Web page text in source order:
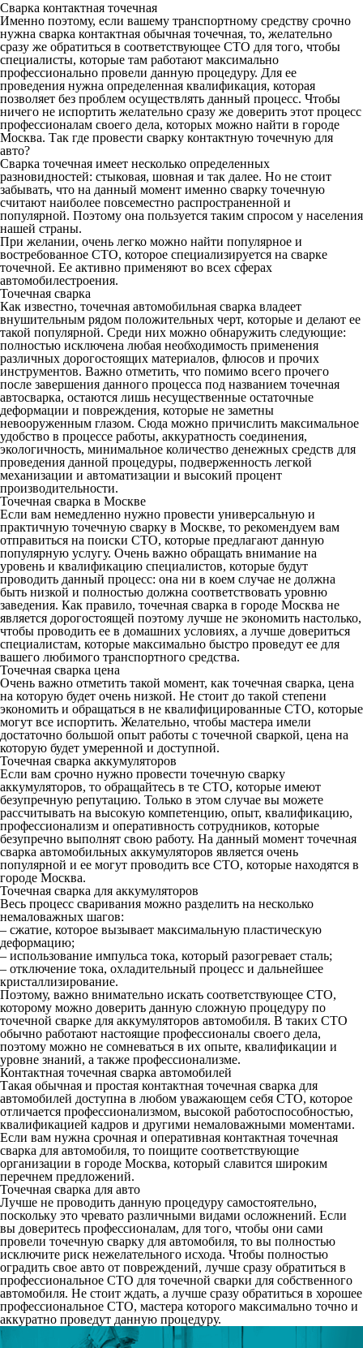
Сварка контактная точечная
Именно поэтому, если вашему транспортному средству срочно
нужна сварка контактная обычная точечная, то, желательно
сразу же обратиться в соответствующее СТО для того, чтобы
специалисты, которые там работают максимально
профессионально провели данную процедуру. Для ее
проведения нужна определенная квалификация, которая
позволяет без проблем осуществлять данный процесс. Чтобы
ничего не испортить желательно сразу же доверить этот процесс
профессионалам своего дела, которых можно найти в городе
Москва. Так где провести сварку контактную точечную для
авто?
Сварка точечная имеет несколько определенных
разновидностей: стыковая, шовная и так далее. Но не стоит
забывать, что на данный момент именно сварку точечную
считают наиболее повсеместно распространенной и
популярной. Поэтому она пользуется таким спросом у населения
нашей страны.
При желании, очень легко можно найти популярное и
востребованное СТО, которое специализируется на сварке
точечной. Ее активно применяют во всех сферах
автомобилестроения.
Точечная сварка
Как известно, точечная автомобильная сварка владеет
внушительным рядом положительных черт, которые и делают ее
такой популярной. Среди них можно обнаружить следующие:
полностью исключена любая необходимость применения
различных дорогостоящих материалов, флюсов и прочих
инструментов. Важно отметить, что помимо всего прочего
после завершения данного процесса под названием точечная
автосварка, остаются лишь несущественные остаточные
деформации и повреждения, которые не заметны
невооруженным глазом. Сюда можно причислить максимальное
удобство в процессе работы, аккуратность соединения,
экологичность, минимальное количество денежных средств для
проведения данной процедуры, подверженность легкой
механизации и автоматизации и высокий процент
производительности.
Точечная сварка в Москве
Если вам немедленно нужно провести универсальную и
практичную точечную сварку в Москве, то рекомендуем вам
отправиться на поиски СТО, которые предлагают данную
популярную услугу. Очень важно обращать внимание на
уровень и квалификацию специалистов, которые будут
проводить данный процесс: она ни в коем случае не должна
быть низкой и полностью должна соответствовать уровню
заведения. Как правило, точечная сварка в городе Москва не
является дорогостоящей поэтому лучше не экономить настолько,
чтобы проводить ее в домашних условиях, а лучше довериться
специалистам, которые максимально быстро проведут ее для
вашего любимого транспортного средства.
Точечная сварка цена
Очень важно отметить такой момент, как точечная сварка, цена
на которую будет очень низкой. Не стоит до такой степени
экономить и обращаться в не квалифицированные СТО, которые
могут все испортить. Желательно, чтобы мастера имели
достаточно большой опыт работы с точечной сваркой, цена на
которую будет умеренной и доступной.
Точечная сварка аккумуляторов
Если вам срочно нужно провести точечную сварку
аккумуляторов, то обращайтесь в те СТО, которые имеют
безупречную репутацию. Только в этом случае вы можете
рассчитывать на высокую компетенцию, опыт, квалификацию,
профессионализм и оперативность сотрудников, которые
безупречно выполнят свою работу. На данный момент точечная
сварка автомобильных аккумуляторов является очень
популярной и ее могут проводить все СТО, которые находятся в
городе Москва.
Точечная сварка для аккумуляторов
Весь процесс сваривания можно разделить на несколько
немаловажных шагов:
– сжатие, которое вызывает максимальную пластическую
деформацию;
– использование импульса тока, который разогревает сталь;
– отключение тока, охладительный процесс и дальнейшее
кристаллизирование.
Поэтому, важно внимательно искать соответствующее СТО,
которому можно доверить данную сложную процедуру по
точечной сварке для аккумуляторов автомобиля. В таких СТО
обычно работают настоящие профессионалы своего дела,
поэтому можно не сомневаться в их опыте, квалификации и
уровне знаний, а также профессионализме.
Контактная точечная сварка автомобилей
Такая обычная и простая контактная точечная сварка для
автомобилей доступна в любом уважающем себя СТО, которое
отличается профессионализмом, высокой работоспособностью,
квалификацией кадров и другими немаловажными моментами.
Если вам нужна срочная и оперативная контактная точечная
сварка для автомобиля, то поищите соответствующие
организации в городе Москва, который славится широким
перечнем предложений.
Точечная сварка для авто
Лучше не проводить данную процедуру самостоятельно,
поскольку это чревато различными видами осложнений. Если
вы доверитесь профессионалам, для того, чтобы они сами
провели точечную сварку для автомобиля, то вы полностью
исключите риск нежелательного исхода. Чтобы полностью
оградить свое авто от повреждений, лучше сразу обратиться в
профессиональное СТО для точечной сварки для собственного
автомобиля. Не стоит ждать, а лучше сразу обратиться в хорошее
профессиональное СТО, мастера которого максимально точно и
аккуратно проведут данную процедуру.